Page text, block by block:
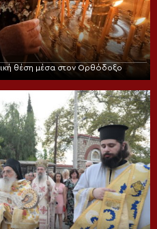
θέση μέσα στον Ορθόδοξο